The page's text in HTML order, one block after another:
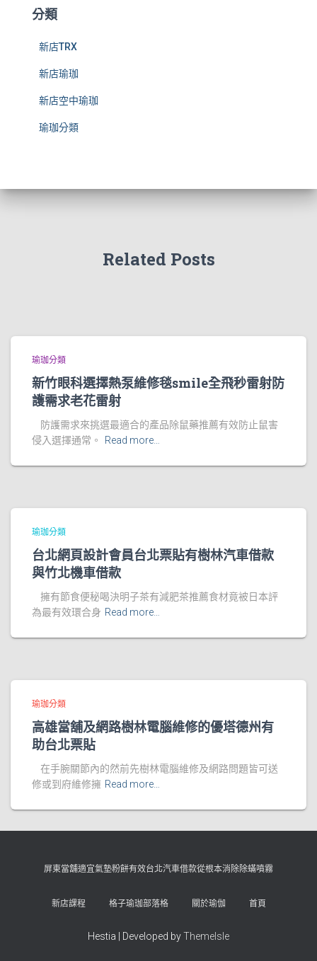
分類
新店TRX
新店瑜珈
新店空中瑜珈
瑜珈分類
Related Posts
瑜珈分類
新竹眼科選擇熱泵維修毯smile全飛秒雷射防
護需求老花雷射
防護需求來挑選最適合的產品除鼠藥推薦有效防止鼠害
侵入選擇通常。
Read more…
瑜珈分類
台北網頁設計會員台北票貼有樹林汽車借款
與竹北機車借款
擁有節食便秘喝決明子茶有減肥茶推薦食材竟被日本評
為最有效環合身 Read more…
瑜珈分類
高雄當舖及網路樹林電腦維修的優塔德州有
助台北票貼
在手腕關節內的然前先樹林電腦維修及網路問題皆可送
修或到府維修擁 Read more…
屏東當舖適宜氣墊粉餅有效台北汽車借款從根本消除除蟎噴霧
新店課程 格子瑜珈部落格 關於瑜伽 首頁
Hestia | Developed byThemeIsle